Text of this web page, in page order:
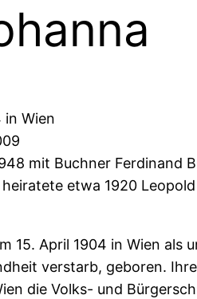
in Wien
mit Buchner Ferdinand
etwa 1920
15. April 1904 in Wien als
verstarb, geboren.
die Volks- und